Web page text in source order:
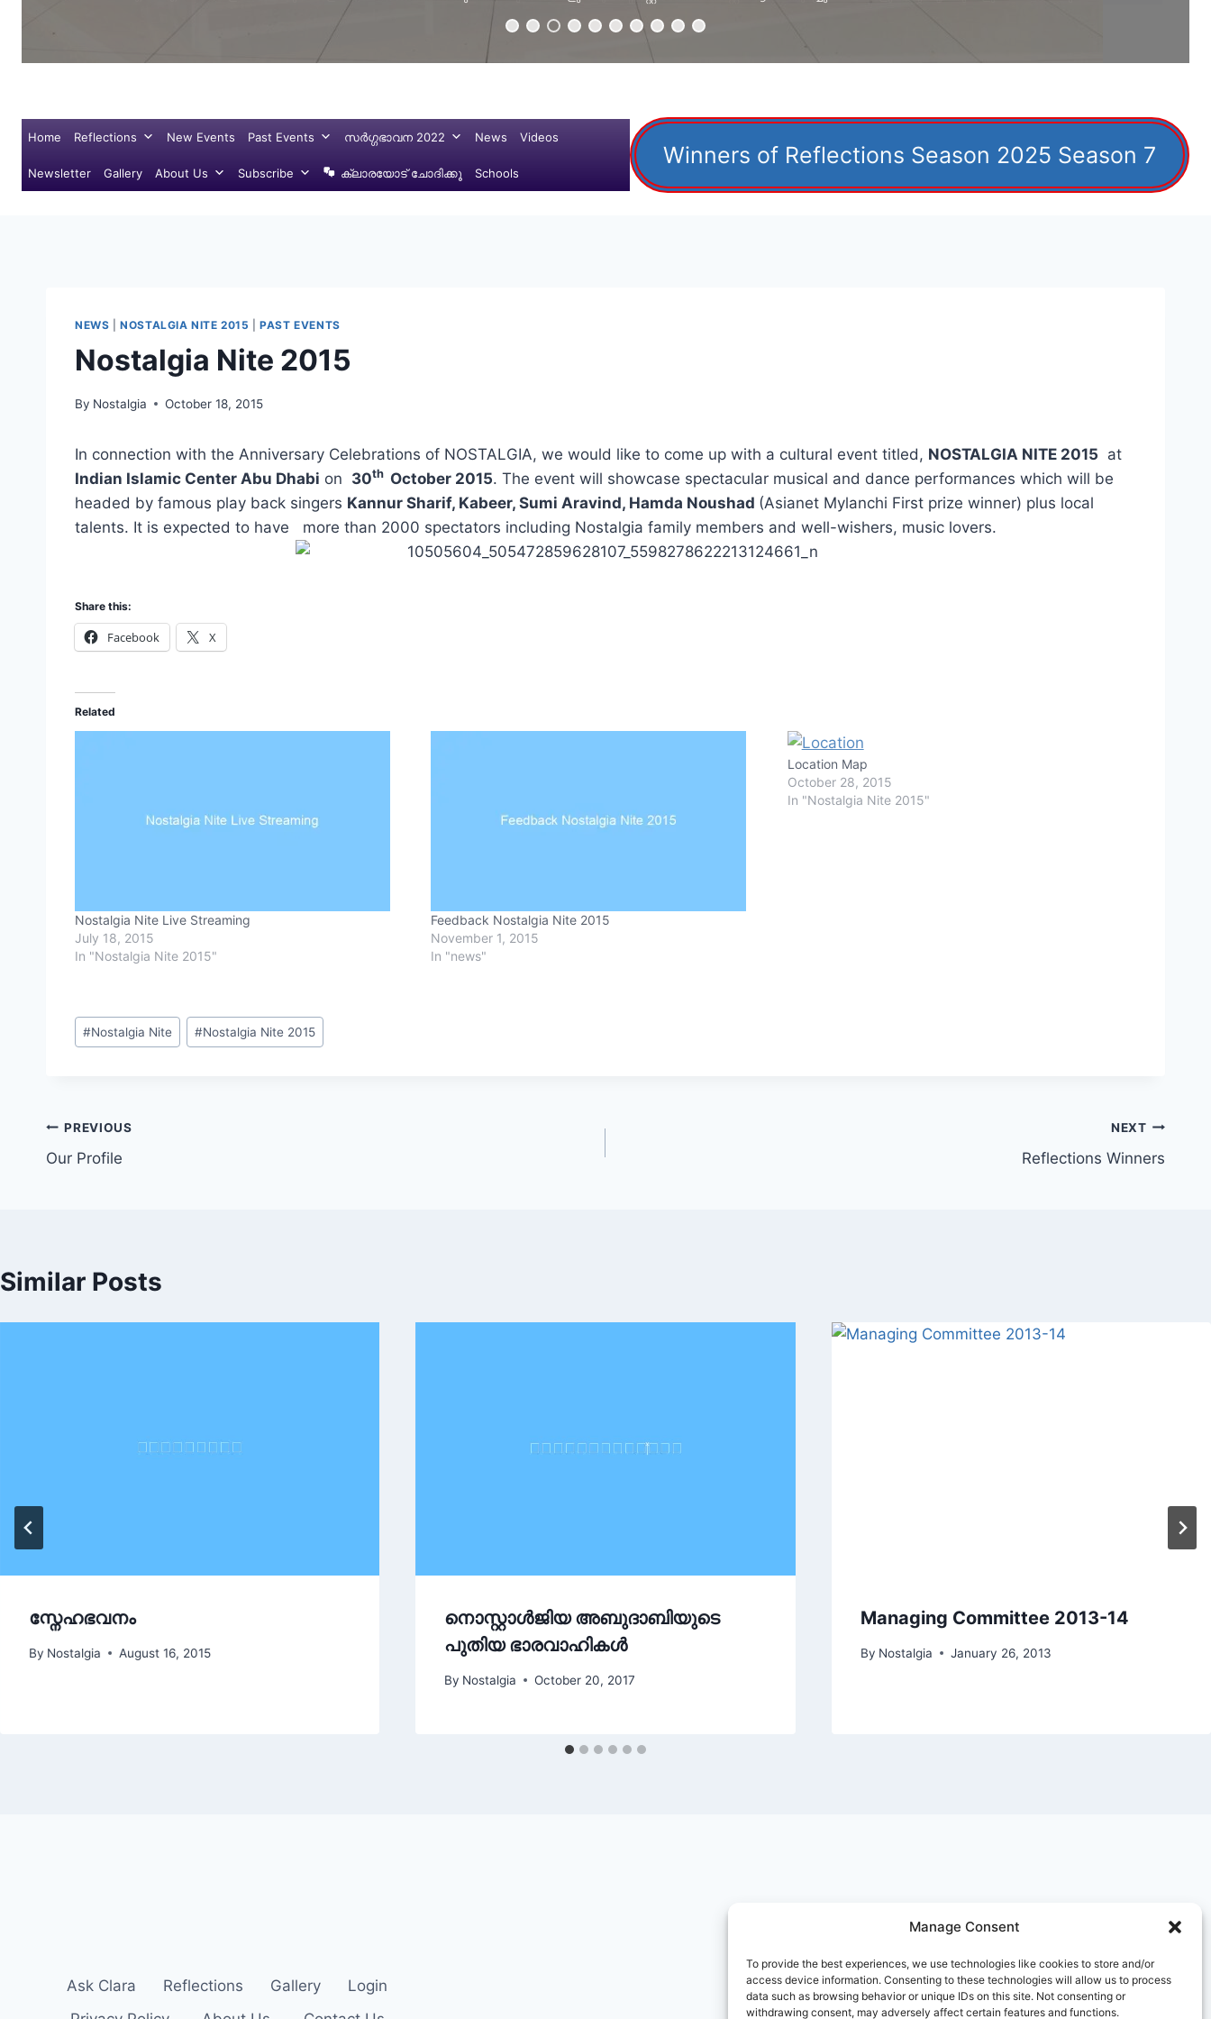
Manage Consent
To provide the best experiences, we use technologies like cookies to store and/or
access device information. Consenting to these technologies will allow us to process
data such as browsing behavior or unique IDs on this site. Not consenting or
withdrawing consent, may adversely affect certain features and functions.
Home Reflections New Events Past Events സർഗ്ഗഭാവന 2022 News Videos
Newsletter Gallery About Us Subscribe ക്ലാരയോട് ചോദിക്കൂ Schools
Winners of Reflections Season 2025 Season 7
NEWS |NOSTALGIA NITE 2015 |PAST EVENTS
Nostalgia Nite 2015
By Nostalgia October 18, 2015
In connection with the Anniversary Celebrations of NOSTALGIA, we would like to come up with a cultural event titled, NOSTALGIA NITE 2015 at
Indian Islamic Center Abu Dhabi on 30th October 2015. The event will showcase spectacular musical and dance performances which will be
headed by famous play back singers Kannur Sharif, Kabeer, Sumi Aravind, Hamda Noushad (Asianet Mylanchi First prize winner) plus local
talents. It is expected to have more than 2000 spectators including Nostalgia family members and well-wishers, music lovers.
Share this:
Facebook X
Related
Nostalgia Nite Live Streaming
July 18, 2015
In "Nostalgia Nite 2015"
Feedback Nostalgia Nite 2015
November 1, 2015
In "news"
Location Map
October 28, 2015
In "Nostalgia Nite 2015"
Post
Tags:
#Nostalgia Nite #Nostalgia Nite 2015
Post
navigation
PREVIOUS
Our Profile
NEXT
Reflections Winners
Similar Posts
സ്നേഹഭവനം
By Nostalgia August 16, 2015
നൊസ്റ്റാള്‍ജിയ അബുദാബിയുടെ
പുതിയ ഭാരവാഹികള്‍
By Nostalgia October 20, 2017
Managing Committee 2013-14
By Nostalgia January 26, 2013
Ask Clara Reflections Gallery
Login